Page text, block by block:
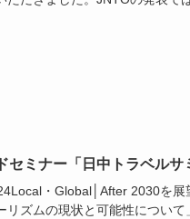
セミナー「日中トラベルサ
・Global│After 2030を
リズムの現状と可能性につい